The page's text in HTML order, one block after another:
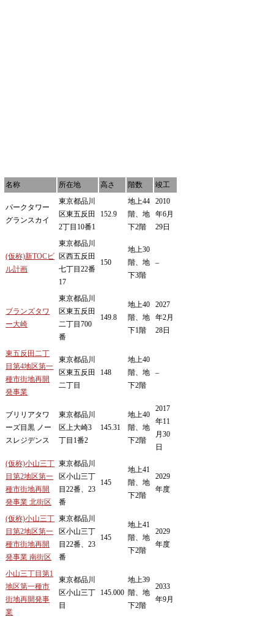
名称 所在地 高さ 階数 竣工
パークタワー
グランスカイ
東京都品川
区東五反田
2丁目10番1
152.9
地上44
階、地
下2階
2010
年6月
29日
(仮称)新TOCビ
ル計画
東京都品川
区⻄五反田
七丁目22番
17
150
地上30
階、地
下3階
–
ブランズタワ
ー大崎
東京都品川
区東五反田
二丁目700
番
149.8
地上40
階、地
下1階
2027
年2月
28日
東五反田二丁
目第4地区第一
種市街地再開
発事業
東京都品川
区東五反田
二丁目
148
地上40
階、地
下2階
–
ブリリアタワ
ーズ目黒 ノー
スレジデンス
東京都品川
区上大崎3
丁目1番2
145.31
地上40
階、地
下2階
2017
年11
月30
日
(仮称)小山三丁
目第2地区第一
種市街地再開
発事業 北街区
東京都品川
区小山三丁
目22番、23
番
145
地上41
階、地
下2階
2029
年度
(仮称)小山三丁
目第2地区第一
種市街地再開
発事業 南街区
東京都品川
区小山三丁
目22番、23
番
145
地上41
階、地
下2階
2029
年度
小山三丁目第1
地区第一種市
街地再開発事
業
東京都品川
区小山三丁
目
145.000
地上39
階、地
下2階
2033
年9月